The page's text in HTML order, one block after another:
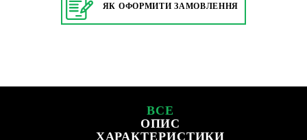
ЯК ОФОРМИТИ ЗАМОВЛЕННЯ
ВСЕ
ОПИС
ХАРАКТЕРИСТИКИ